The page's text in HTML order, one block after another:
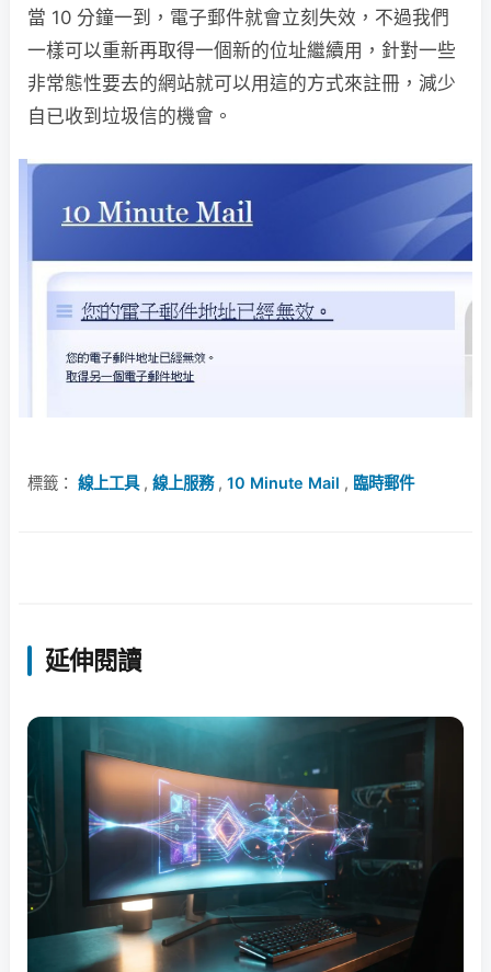
當 10 分鐘一到，電子郵件就會立刻失效，不過我們
一樣可以重新再取得一個新的位址繼續用，針對一些
非常態性要去的網站就可以用這的方式來註冊，減少
自已收到垃圾信的機會。
標籤： 線上工具, 線上服務, 10 Minute Mail , 臨時郵件
延伸閱讀